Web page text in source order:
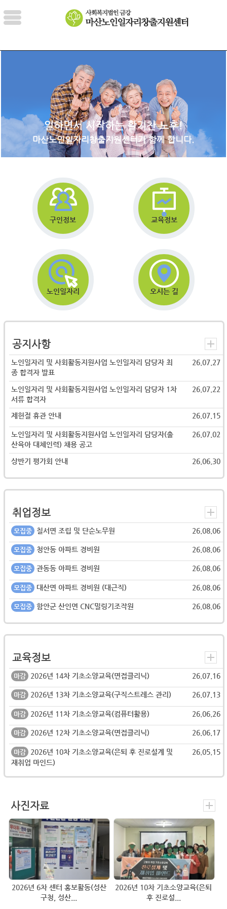
일하면서 시작하는 활기찬 노후!
마산노인일자리창출지원센터가 함께 합니다.
구인정보 교육정보
노인일자리 오시는 길
공지사항
노인일자리 및 사회활동지원사업 노인일자리 담당자 최
종 합격자 발표
26.07.27
노인일자리 및 사회활동지원사업 노인일자리 담당자 1차
서류 합격자
26.07.22
제헌절 휴관 안내 26.07.15
노인일자리 및 사회활동지원사업 노인일자리 담당자(출
산육아 대체인력) 채용 공고
26.07.02
상반기 평가회 안내 26.06.30
취업정보
모집중 칠서면 조립 및 단순노무원 26.08.06
모집중 청안동 아파트 경비원 26.08.06
모집중 관동동 아파트 경비원 26.08.06
모집중 대산면 아파트 경비원 (대근직) 26.08.06
모집중 함안군 산인면 CNC밀링기조작원 26.08.06
교육정보
마감 2026년 14차 기초소양교육(면접클리닉) 26.07.16
마감 2026년 13차 기초소양교육(구직스트레스 관리) 26.07.13
마감 2026년 11차 기초소양교육(컴퓨터활용) 26.06.26
마감 2026년 12차 기초소양교육(면접클리닉) 26.06.17
마감
2026년 10차 기초소양교육(은퇴 후 진로설계 및
재취업 마인드)
26.05.15
사진자료
2026년 6차 센터 홍보활동(성산
구청, 성산...
2026년 10차 기초소양교육(은퇴
후 진로설...